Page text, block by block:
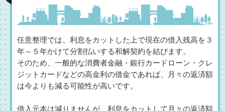
任意整理では、利息をカットした上で現在の借入残高を３
年～５年かけて分割払いする和解契約を結びます。
そのため、一般的な消費者金融・銀行カードローン・クレ
ジットカードなどの高金利の借金であれば、月々の返済額
は今よりも減る可能性が高いです。
借入元本は減りませんが、利息をカットして月々の返済額